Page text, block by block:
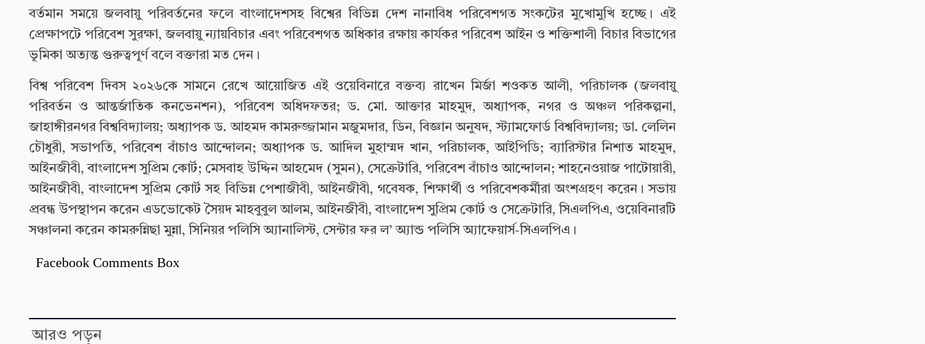
বর্তমান সময়ে জলবায়ু পরিবর্তনের ফলে বাংলাদেশসহ বিশ্বের বিভিন্ন দেশ নানাবিধ পরিবেশগত সংকটের মুখোমুখি হচ্ছে। এই
প্রেক্ষাপটে পরিবেশ সুরক্ষা, জলবায়ু ন্যায়বিচার এবং পরিবেশগত অধিকার রক্ষায় কার্যকর পরিবেশ আইন ও শক্তিশালী বিচার বিভাগের
ভূমিকা অত্যন্ত গুরুত্বপূর্ণ বলে বক্তারা মত দেন।
বিশ্ব পরিবেশ দিবস ২০২৬কে সামনে রেখে আয়োজিত এই ওয়েবিনারে বক্তব্য রাখেন মির্জা শওকত আলী, পরিচালক (জলবায়ু
পরিবর্তন ও আন্তর্জাতিক কনভেনশন), পরিবেশ অধিদফতর; ড. মো. আক্তার মাহমুদ, অধ্যাপক, নগর ও অঞ্চল পরিকল্পনা,
জাহাঙ্গীরনগর বিশ্ববিদ্যালয়; অধ্যাপক ড. আহমদ কামরুজ্জামান মজুমদার, ডিন, বিজ্ঞান অনুষদ, স্ট্যামফোর্ড বিশ্ববিদ্যালয়; ডা. লেলিন
চৌধুরী, সভাপতি, পরিবেশ বাঁচাও আন্দোলন; অধ্যাপক ড. আদিল মুহাম্মদ খান, পরিচালক, আইপিডি; ব্যারিস্টার নিশাত মাহমুদ,
আইনজীবী, বাংলাদেশ সুপ্রিম কোর্ট; মেসবাহ উদ্দিন আহমেদ (সুমন), সেক্রেটারি, পরিবেশ বাঁচাও আন্দোলন; শাহনেওয়াজ পাটোয়ারী,
আইনজীবী, বাংলাদেশ সুপ্রিম কোর্ট সহ বিভিন্ন পেশাজীবী, আইনজীবী, গবেষক, শিক্ষার্থী ও পরিবেশকর্মীরা অংশগ্রহণ করেন। সভায়
প্রবন্ধ উপস্থাপন করেন এডভোকেট সৈয়দ মাহবুবুল আলম, আইনজীবী, বাংলাদেশ সুপ্রিম কোর্ট ও সেক্রেটারি, সিএলপিএ, ওয়েবিনারটি
সঞ্চালনা করেন কামরুন্নিছা মুন্না, সিনিয়র পলিসি অ্যানালিস্ট, সেন্টার ফর ল’ অ্যান্ড পলিসি অ্যাফেয়ার্স-সিএলপিএ।
Facebook Comments Box
আরও পড়ুন